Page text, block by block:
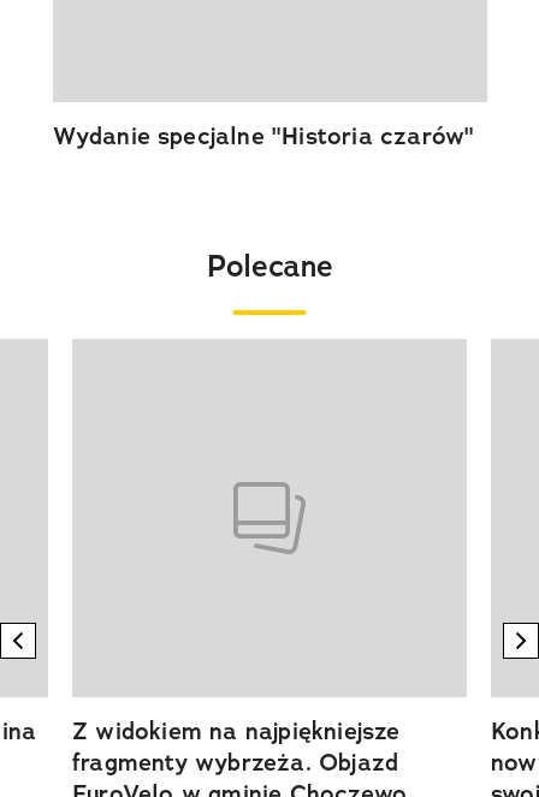
Wydanie specjalne "Historia czarów"
Polecane
previous element
Z widokiem na najpiękniejsze
fragmenty wybrzeża. Objazd